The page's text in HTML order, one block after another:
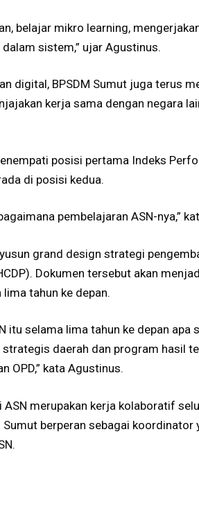
belajar mikro learning,
sistem,” ujar Agustinus.
digital, BPSDM Sumut juga terus
kerja sama dengan negara
posisi pertama Indeks
di posisi kedua.
pembelajaran ASN-nya,”
grand design strategi
Dokumen tersebut akan
tahun ke depan.
itu selama lima tahun ke depan apa
daerah dan program hasil
OPD,” kata Agustinus.
merupakan kerja kolaboratif
Sumut berperan sebagai koordinator